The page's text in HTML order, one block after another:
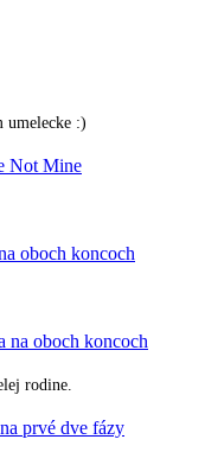
umelecke :)
Not Mine
oboch koncoch
na oboch koncoch
rodine.
prvé dve fázy